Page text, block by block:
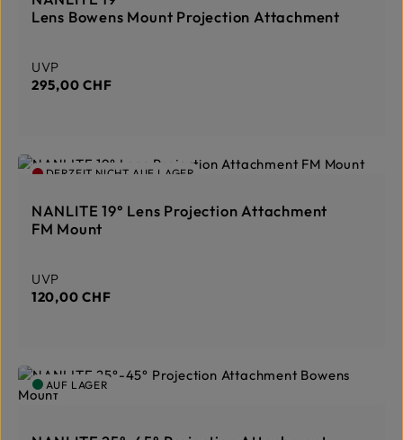
Lens Bowens Mount Projection Attachment
Regulärer Preis:
UVP
295,00 CHF
DERZEIT NICHT AUF LAGER
NANLITE 19° Lens Projection Attachment
FM Mount
Regulärer Preis:
UVP
120,00 CHF
AUF LAGER